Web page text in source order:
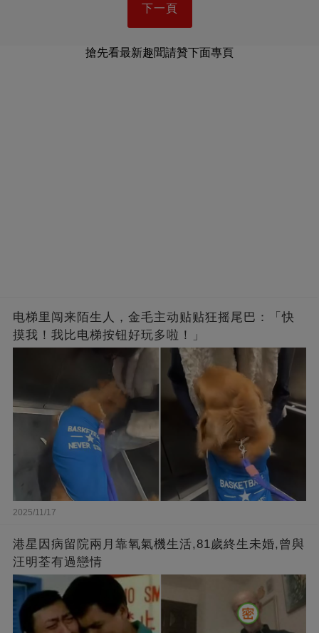
下一頁
搶先看最新趣聞請贊下面專頁
电梯里闯来陌生人，金毛主动贴贴狂摇尾巴：「快
摸我！我比电梯按钮好玩多啦！」
2025/11/17
港星因病留院兩月靠氧氣機生活,81歲終生未婚,曾與
汪明荃有過戀情